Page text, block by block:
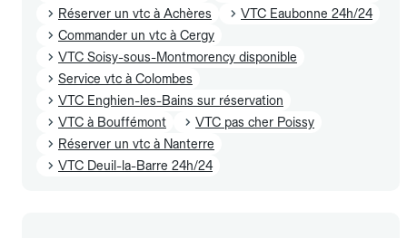
Réserver un vtc à Achères
VTC Eaubonne 24h/24
Commander un vtc à Cergy
VTC Soisy-sous-Montmorency disponible
Service vtc à Colombes
VTC Enghien-les-Bains sur réservation
VTC à Bouffémont
VTC pas cher Poissy
Réserver un vtc à Nanterre
VTC Deuil-la-Barre 24h/24